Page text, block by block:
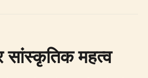
सांस्कृतिक महत्व